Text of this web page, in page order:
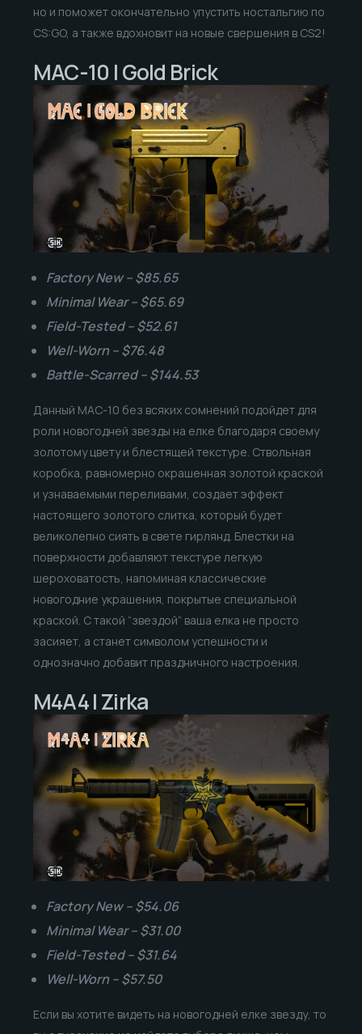
но и поможет окончательно упустить ностальгию по
CS:GO, а также вдохновит на новые свершения в CS2!
MAC-10 | Gold Brick
Factory New – $85.65
Minimal Wear – $65.69
Field-Tested – $52.61
Well-Worn – $76.48
Battle-Scarred – $144.53
Данный MAC-10 без всяких сомнений подойдет для
роли новогодней звезды на елке благодаря своему
золотому цвету и блестящей текстуре. Ствольная
коробка, равномерно окрашенная золотой краской
и узнаваемыми переливами, создает эффект
настоящего золотого слитка, который будет
великолепно сиять в свете гирлянд. Блестки на
поверхности добавляют текстуре легкую
шероховатость, напоминая классические
новогодние украшения, покрытые специальной
краской. С такой “звездой” ваша елка не просто
засияет, а станет символом успешности и
однозначно добавит праздничного настроения.
M4A4 | Zirka
Factory New – $54.06
Minimal Wear – $31.00
Field-Tested – $31.64
Well-Worn – $57.50
Если вы хотите видеть на новогодней елке звезду, то